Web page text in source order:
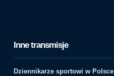
Inne transmisje
Dziennikarze sportowi w Polsce